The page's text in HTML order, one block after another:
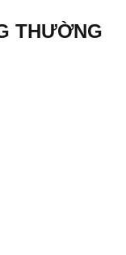
THƯỜNG